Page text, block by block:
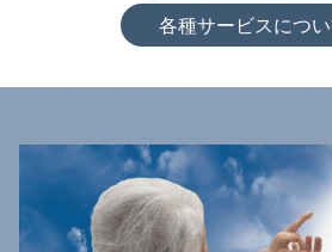
各種サービスにつ